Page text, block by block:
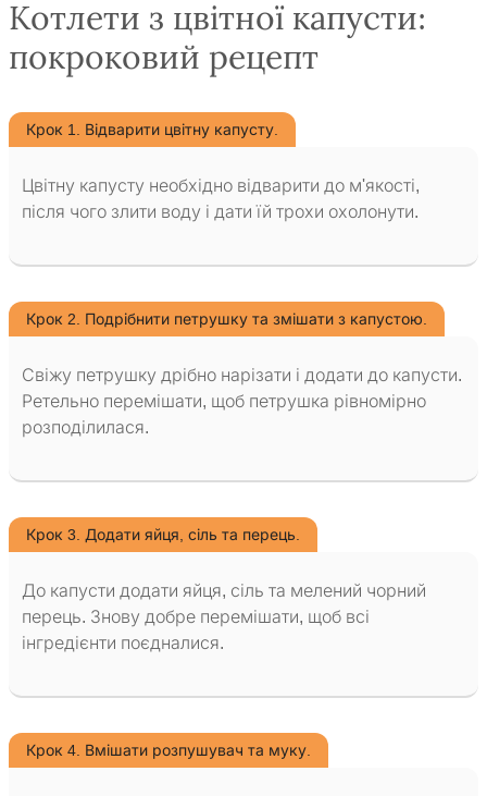
Котлети з цвітної капусти:
покроковий рецепт
Крок 1. Відварити цвітну капусту.
Цвітну капусту необхідно відварити до м'якості,
після чого злити воду і дати їй трохи охолонути.
Крок 2. Подрібнити петрушку та змішати з капустою.
Свіжу петрушку дрібно нарізати і додати до капусти.
Ретельно перемішати, щоб петрушка рівномірно
розподілилася.
Крок 3. Додати яйця, сіль та перець.
До капусти додати яйця, сіль та мелений чорний
перець. Знову добре перемішати, щоб всі
інгредієнти поєдналися.
Крок 4. Вмішати розпушувач та муку.